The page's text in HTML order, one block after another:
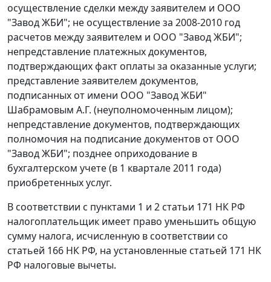
осуществление сделки между заявителем и ООО
"Завод ЖБИ"; не осуществление за 2008-2010 год
расчетов между заявителем и ООО "Завод ЖБИ";
непредставление платежных документов,
подтверждающих факт оплаты за оказанные услуги;
представление заявителем документов,
подписанных от имени ООО "Завод ЖБИ"
Шабрамовым А.Г. (неуполномоченным лицом);
непредставление документов, подтверждающих
полномочия на подписание документов от ООО
"Завод ЖБИ"; позднее оприходование в
бухгалтерском учете (в 1 квартале 2011 года)
приобретенных услуг.
В соответствии с пунктами 1 и 2 статьи 171 НК РФ
налогоплательщик имеет право уменьшить общую
сумму налога, исчисленную в соответствии со
статьей 166 НК РФ, на установленные статьей 171 НК
РФ налоговые вычеты.